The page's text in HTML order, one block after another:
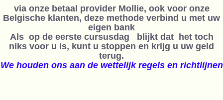
via onze betaal provider Mollie, ook voor onze
Belgische klanten, deze methode verbind u met uw
eigen bank
Als op de eerste cursusdag blijkt dat het toch
niks voor u is, kunt u stoppen en krijg u uw geld
terug.
We houden ons aan de wettelijk regels en richtlijnen